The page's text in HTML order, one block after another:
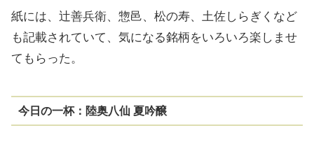
紙には、辻善兵衛、惣邑、松の寿、土佐しらぎくなど
も記載されていて、気になる銘柄をいろいろ楽しませ
てもらった。
今日の一杯：陸奥八仙 夏吟醸